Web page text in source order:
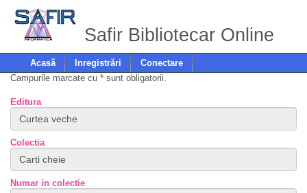
Safir Bibliotecar Online
Acasă Inregistrări
Conectare
Campurile marcate cu * sunt obligatorii.
Editura
Colectia
Numar in colectie